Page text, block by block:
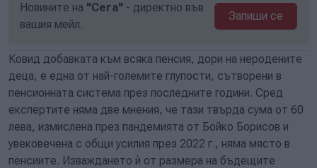
Новините на "Сега" - директно във
вашия мейл.
Запиши се
Ковид добавката към всяка пенсия, дори на неродените
деца, е една от най-големите глупости, сътворени в
пенсионната система през последните години. Сред
експертите няма две мнения, че тази твърда сума от 60
лева, измислена през пандемията от Бойко Борисов и
увековечена с общи усилия през 2022 г., няма място в
пенсиите. Изваждането ѝ от размера на бъдещите